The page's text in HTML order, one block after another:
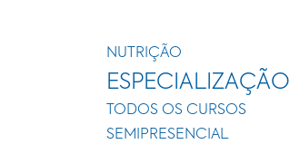
NUTRIÇÃO
ESPECIALIZAÇÃO
TODOS OS CURSOS
SEMIPRESENCIAL